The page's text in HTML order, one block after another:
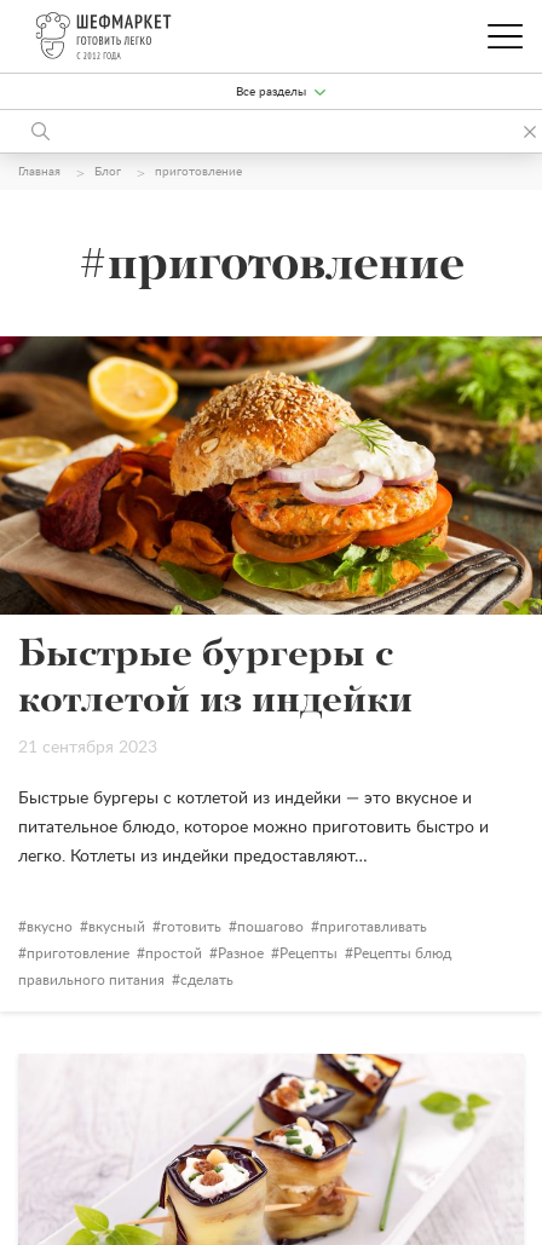
Все разделы
Главная Блог приготовление
#приготовление
Быстрые бургеры с
котлетой из индейки
21 сентября 2023
Быстрые бургеры с котлетой из индейки — это вкусное и
питательное блюдо, которое можно приготовить быстро и
легко. Котлеты из индейки предоставляют…
вкусно вкусный готовить пошагово
приготавливать
приготовление
простой Разное Рецепты
Рецепты блюд
правильного питания
сделать